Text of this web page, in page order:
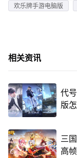
欢乐牌手游电脑版
相关资讯
代
版
三
高